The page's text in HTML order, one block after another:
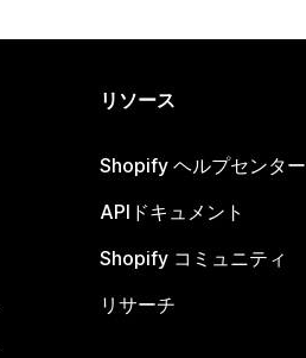
リソース
Shopify ヘルプセンター
APIドキュメント
Shopify コミュニティ
リサーチ